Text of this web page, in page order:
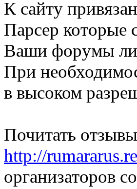
К сайту
Парсер которые
Ваши форумы
При
в высоком
Почитать
http://
организаторов